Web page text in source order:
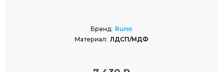
Бренд: Runo
Материал: ЛДСП/МДФ